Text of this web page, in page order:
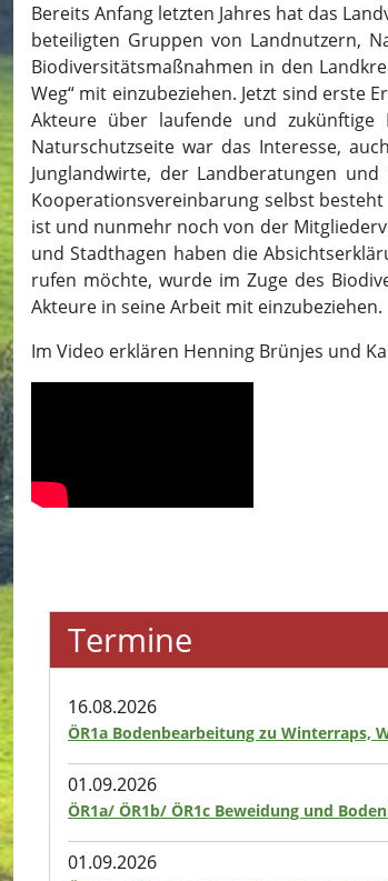
Bereits Anfang letzten Jahres hat das
beteiligten Gruppen von Landnutzern,
Biodiversitätsmaßnahmen in den
Weg“ mit einzubeziehen. Jetzt sind erste
Akteure über laufende und
Naturschutzseite war das Interesse,
Junglandwirte, der Landberatungen
Kooperationsvereinbarung selbst
ist und nunmehr noch von der
und Stadthagen haben die
rufen möchte, wurde im Zuge des
Akteure in seine Arbeit mit einzubeziehen.
Im Video erklären Henning Brünjes und
Termine
16.08.2026
ÖR1a Bodenbearbeitung zu Winterraps,
01.09.2026
ÖR1a/ ÖR1b/ ÖR1c Beweidung und
01.09.2026